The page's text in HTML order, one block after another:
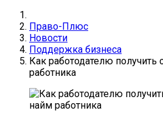
Право-Плюс
Новости
Поддержка бизнеса
Как работодателю получить
работника